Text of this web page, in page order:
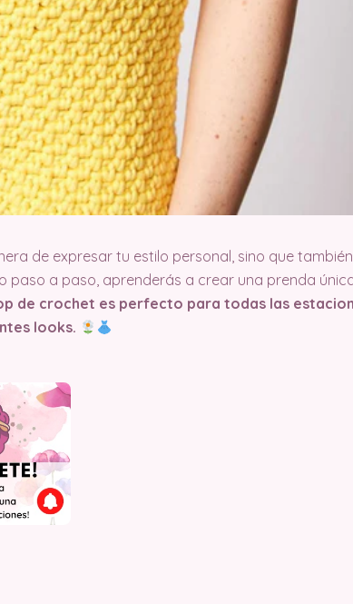
de expresar tu estilo personal, sino que
a paso, aprenderás a crear una prenda
de crochet es perfecto para todas las
looks.